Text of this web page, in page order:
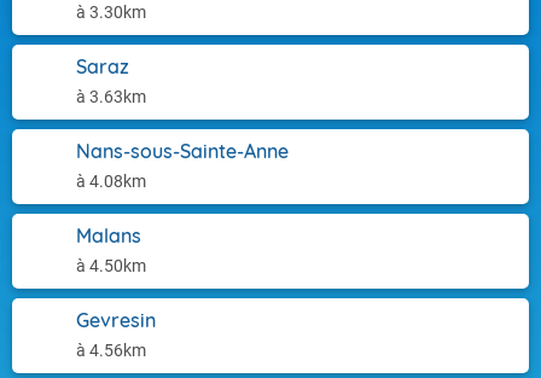
à 3.30km
Saraz
à 3.63km
Nans-sous-Sainte-Anne
à 4.08km
Malans
à 4.50km
Gevresin
à 4.56km